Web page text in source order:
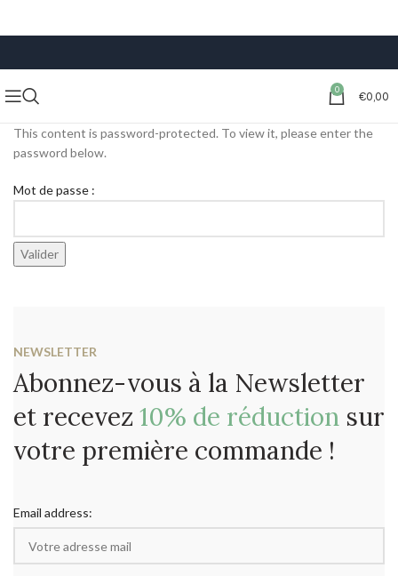
0 €0,00
This content is password-protected. To view it, please enter the
password below.
Mot de passe :
NEWSLETTER
Abonnez-vous à la Newsletter
et recevez 10% de réduction sur
votre première commande !
Email address: